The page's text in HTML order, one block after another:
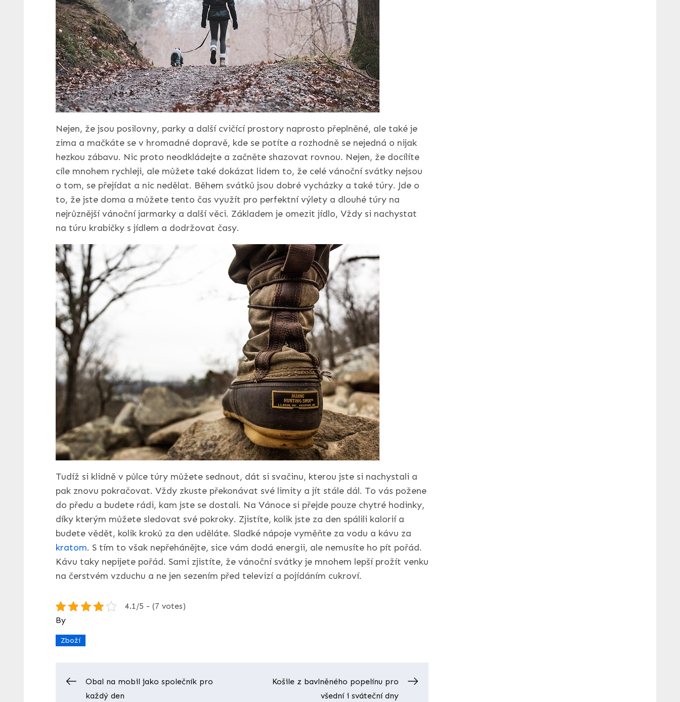
Nejen, že jsou posilovny, parky a další cvičící prostory naprosto přeplněné, ale také je
zima a mačkáte se v hromadné dopravě, kde se potíte a rozhodně se nejedná o nijak
hezkou zábavu. Nic proto neodkládejte a začněte shazovat rovnou. Nejen, že docílíte
cíle mnohem rychleji, ale můžete také dokázat lidem to, že celé vánoční svátky nejsou
o tom, se přejídat a nic nedělat. Během svátků jsou dobré vycházky a také túry. Jde o
to, že jste doma a můžete tento čas využít pro perfektní výlety a dlouhé túry na
nejrůznější vánoční jarmarky a další věci. Základem je omezit jídlo, Vždy si nachystat
na túru krabičky s jídlem a dodržovat časy.
Tudíž si klidně v půlce túry můžete sednout, dát si svačinu, kterou jste si nachystali a
pak znovu pokračovat. Vždy zkuste překonávat své limity a jít stále dál. To vás požene
do předu a budete rádi, kam jste se dostali. Na Vánoce si přejde pouze chytré hodinky,
díky kterým můžete sledovat své pokroky. Zjistíte, kolik jste za den spálili kalorií a
budete vědět, kolik kroků za den uděláte. Sladké nápoje vyměňte za vodu a kávu za
kratom. S tím to však nepřehánějte, sice vám dodá energii, ale nemusíte ho pít pořád.
Kávu taky nepijete pořád. Sami zjistíte, že vánoční svátky je mnohem lepší prožít venku
na čerstvém vzduchu a ne jen sezením před televizí a pojídáním cukroví.
4.1/5 - (7 votes)
By
Zboží
Navigace
Obal na mobil jako společník pro
každý den
Košile z bavlněného popelínu pro
všední i sváteční dny